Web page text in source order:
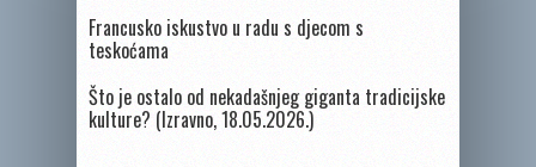
Francusko iskustvo u radu s djecom s
teskoćama
Što je ostalo od nekadašnjeg giganta tradicijske
kulture? (Izravno, 18.05.2026.)